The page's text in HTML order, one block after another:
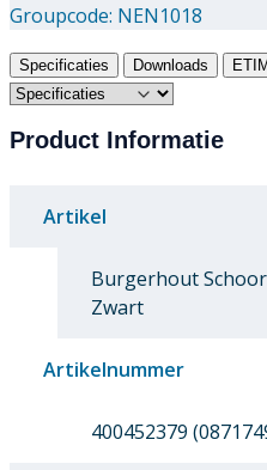
Groupcode: NEN1018
Specificaties Downloads ETIM
Product Informatie
Artikel
Burgerhout
Zwart
Artikelnummer
400452379